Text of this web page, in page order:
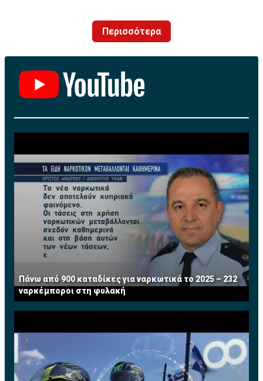
Περισσότερα
Πάνω από 900 καταδίκες για ναρκωτικά το 2025 – 232
ναρκέμποροι στη φυλακή